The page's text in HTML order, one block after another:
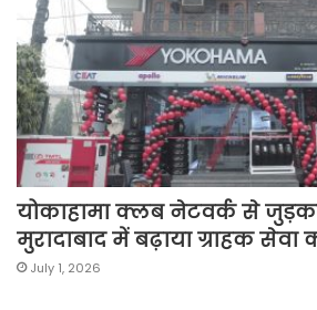
योकाहामा क्लब नेटवर्क से
मुरादाबाद में बढ़ाया ग्राहक सेवा
July 1, 2026